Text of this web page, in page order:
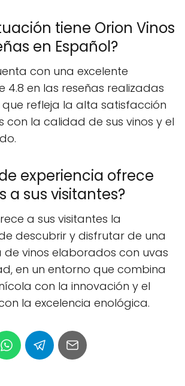
tiene Orion Vinos
en Español?
con una excelente
4.8 en las reseñas realizadas
que refleja la alta satisfacción
con la calidad de sus vinos y el
experiencia ofrece
a sus visitantes?
a sus visitantes la
descubrir y disfrutar de una
vinos elaborados con uvas
en un entorno que combina
con la innovación y el
la excelencia enológica.